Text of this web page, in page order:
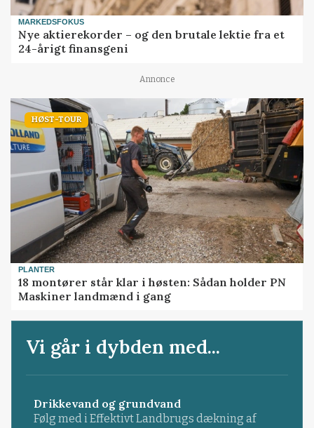
MARKEDSFOKUS
Nye aktierekorder – og den brutale lektie fra et
24-årigt finansgeni
Annonce
HØST-TOUR
PLANTER
18 montører står klar i høsten: Sådan holder PN
Maskiner landmænd i gang
Vi går i dybden med...
Drikkevand og grundvand
Følg med i Effektivt Landbrugs dækning af